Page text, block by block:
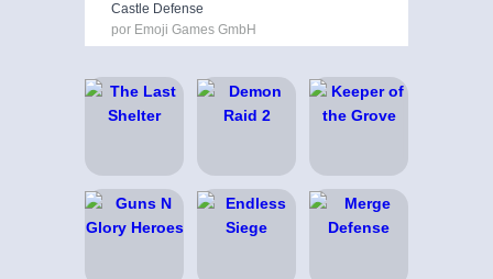
Castle Defense
por Emoji Games GmbH